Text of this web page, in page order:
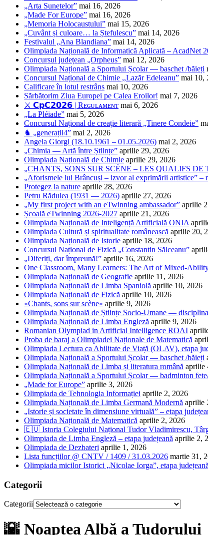
„Arta Sunetelor” mai 16, 2026
„Made For Europe” mai 16, 2026
„Memoria Holocaustului” mai 15, 2026
„Cuvânt și culoare… la Ștefulescu” mai 14, 2026
Festivalul „Ana Blandiana” mai 14, 2026
Olimpiada Națională de Informatică Aplicată – AcadNet
Concursul județean „Orpheus” mai 12, 2026
Olimpiada Națională a Sportului Școlar — baschet /băieți
Concursul Național de Chimie ,,Lazăr Edeleanu” mai 10,
Calificare în lotul restrâns mai 10, 2026
Sărbătorim Ziua Europei pe Calea Eroilor! mai 7, 2026
⚔️ 𝗖𝗽𝗖𝟮𝟬𝟮𝟲 | Rᴇɢᴜʟᴀᴍᴇɴᴛ mai 6, 2026
„La Pléiade” mai 5, 2026
Concursul Național de creație literară „Tinere Condeie”
♞ „generații4” mai 2, 2026
Angela Giorgi (18.10.1961 – 01.05.2026) mai 2, 2026
„Chimia — Artă între Științe” aprilie 29, 2026
Olimpiada Națională de Chimie aprilie 29, 2026
„CHANTS, SONS SUR SCÈNE – LES QUALIFS DE
„Aforismele lui Brâncuși – izvor al exprimării artistice” –
Protegez la nature aprilie 28, 2026
Petru Rădulea (1931 — 2026) aprilie 27, 2026
„My first project with an eTwinning ambassador” aprilie
Școală eTwinning 2026-2027 aprilie 21, 2026
Olimpiada Națională de Inteligență Artificială ONIA
Olimpiada Cultură și spiritualitate românească aprilie 20,
Olimpiada Națională de Istorie aprilie 18, 2026
Concursul Național de Fizică „Constantin Sălceanu”
„Diferiți, dar împreună!” aprilie 16, 2026
One Classroom, Many Learners: The Art of Mixed-
Olimpiada Națională de Geografie aprilie 11, 2026
Olimpiada Națională de Limba Spaniolă aprilie 10, 2026
Olimpiada Națională de Fizică aprilie 10, 2026
«Chants, sons sur scène» aprilie 9, 2026
Olimpiada Națională de Științe Socio-Umane —
Olimpiada Națională de Limba Engleză aprilie 9, 2026
Romanian Olympiad in Artificial Intelligence ROAI
Proba de baraj a Olimpiadei Naționale de Matematică
Olimpiada Lectura ca Abilitate de Viață (OLAV), etapa
Olimpiada Națională a Sportului Școlar — baschet /băieți
Olimpiada Națională de Limba și literatura română aprilie
Olimpiada Națională a Sportului Școlar — badminton
„Made for Europe” aprilie 3, 2026
Olimpiada de Tehnologia Informației aprilie 2, 2026
Olimpiada Națională de Limba Germană Modernă aprilie
„Istorie și societate în dimensiune virtuală” – etapa
Olimpiada Națională de Matematică aprilie 2, 2026
🇪🇺 Istoria Colegiului Național Tudor Vladimirescu,
Olimpiada de Limba Engleză – etapa județeană aprilie 2,
Olimpiada de Dezbateri aprilie 1, 2026
Lista funcțiilor @ CNTV / 1409 / 31.03.2026 martie 31,
Olimpiada micilor Istorici „Nicolae Iorga”, etapa județeană
Categorii
Categorii
🌇 Noaptea Albă a Tudorului